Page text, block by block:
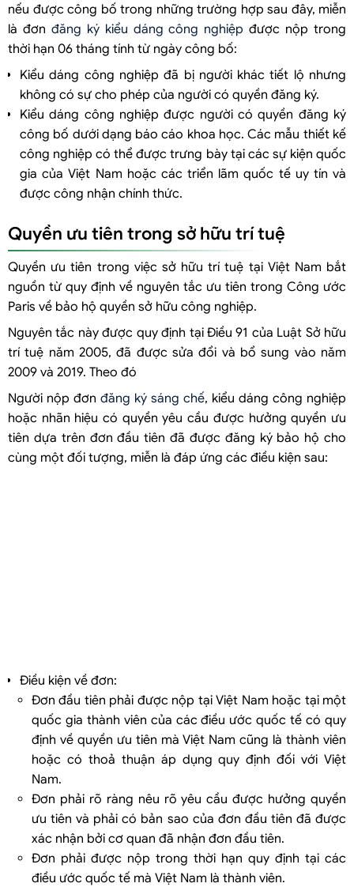
nếu được công bố trong những trường hợp sau đây, miễn
là đơn đăng ký kiểu dáng công nghiệp được nộp trong
thời hạn 06 tháng tính từ ngày công bố:
Kiểu dáng công nghiệp đã bị người khác tiết lộ nhưng
không có sự cho phép của người có quyền đăng ký.
Kiểu dáng công nghiệp được người có quyền đăng ký
công bố dưới dạng báo cáo khoa học. Các mẫu thiết kế
công nghiệp có thể được trưng bày tại các sự kiện quốc
gia của Việt Nam hoặc các triển lãm quốc tế uy tín và
được công nhận chính thức.
Quyền ưu tiên trong sở hữu trí tuệ
Quyền ưu tiên trong việc sở hữu trí tuệ tại Việt Nam bắt
nguồn từ quy định về nguyên tắc ưu tiên trong Công ước
Paris về bảo hộ quyền sở hữu công nghiệp.
Nguyên tắc này được quy định tại Điều 91 của Luật Sở hữu
trí tuệ năm 2005, đã được sửa đổi và bổ sung vào năm
2009 và 2019. Theo đó
Người nộp đơn đăng ký sáng chế, kiểu dáng công nghiệp
hoặc nhãn hiệu có quyền yêu cầu được hưởng quyền ưu
tiên dựa trên đơn đầu tiên đã được đăng ký bảo hộ cho
cùng một đối tượng, miễn là đáp ứng các điều kiện sau:
Điều kiện về đơn:
Đơn đầu tiên phải được nộp tại Việt Nam hoặc tại một
quốc gia thành viên của các điều ước quốc tế có quy
định về quyền ưu tiên mà Việt Nam cũng là thành viên
hoặc có thoả thuận áp dụng quy định đối với Việt
Nam.
Đơn phải rõ ràng nêu rõ yêu cầu được hưởng quyền
ưu tiên và phải có bản sao của đơn đầu tiên đã được
xác nhận bởi cơ quan đã nhận đơn đầu tiên.
Đơn phải được nộp trong thời hạn quy định tại các
điều ước quốc tế mà Việt Nam là thành viên.